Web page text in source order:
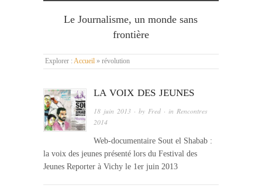
Le Journalisme, un monde sans
frontière
Explorer : Accueil » révolution
LA VOIX DES JEUNES
18 juin 2013 · byFred · inRencontres
2014
Web-documentaire Sout el Shabab :
la voix des jeunes présenté lors du Festival des
Jeunes Reporter à Vichy le 1er juin 2013